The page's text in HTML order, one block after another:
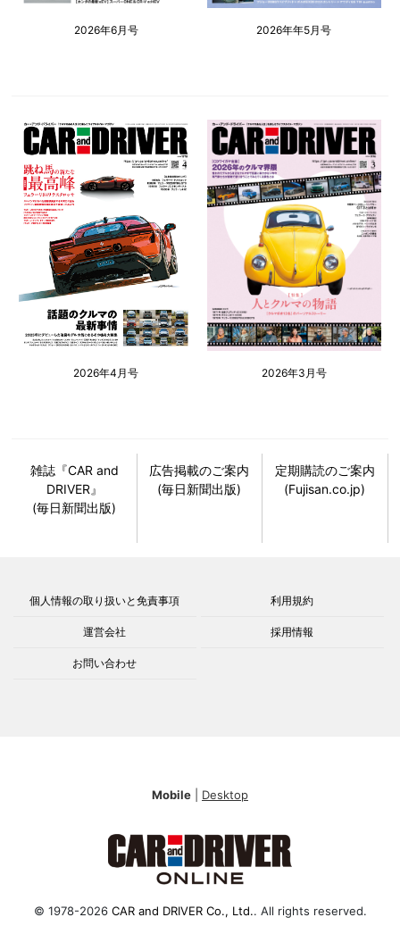
2026年6月号 2026年年5月号
2026年4月号 2026年3月号
雑誌『CAR and
DRIVER』
(毎日新聞出版)
広告掲載のご案内
(毎日新聞出版)
定期購読のご案内
(Fujisan.co.jp)
個人情報の取り扱いと免責事項 利用規約
運営会社 採用情報
お問い合わせ
Mobile Desktop
© 1978-2026 CAR and DRIVER Co., Ltd.. All rights reserved.